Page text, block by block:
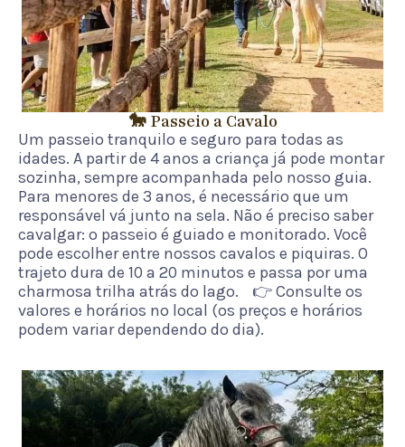
🐎 Passeio a Cavalo
Um passeio tranquilo e seguro para todas as
idades. A partir de 4 anos a criança já pode montar
sozinha, sempre acompanhada pelo nosso guia.
Para menores de 3 anos, é necessário que um
responsável vá junto na sela. Não é preciso saber
cavalgar: o passeio é guiado e monitorado. Você
pode escolher entre nossos cavalos e piquiras. O
trajeto dura de 10 a 20 minutos e passa por uma
charmosa trilha atrás do lago. 👉 Consulte os
valores e horários no local (os preços e horários
podem variar dependendo do dia).